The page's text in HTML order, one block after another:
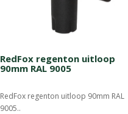
RedFox regenton uitloop
90mm RAL 9005
RedFox regenton uitloop 90mm RAL
9005..